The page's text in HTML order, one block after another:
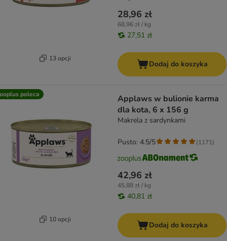
13 opcji
28,96 zł
68,96 zł / kg
27,51 zł
Dodaj do koszyka
poleca
10 opcji
Applaws w bulionie karma
dla kota, 6 x 156 g
Makrela z sardynkami
42,96 zł
45,88 zł / kg
40,81 zł
Pusto: 4.5/5 (1171)
Dodaj do koszyka